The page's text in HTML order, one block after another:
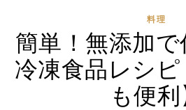
料理
簡単！無添加で
冷凍食品レシ
も便利